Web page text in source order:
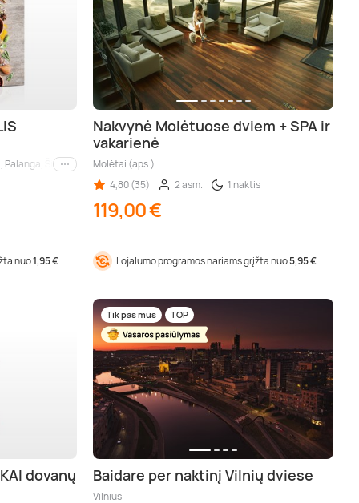
Šiauliai, Panevėžys, Marijampolė
Kiti miestai
nuo1,95 €
Nakvynė Molėtuose dviem + SPA ir
vakarienė
Molėtai (aps.)
4,80 (35)
2 asm. 1 naktis
119,00 €
Lojalumo programos nariams grįžta nuo5,95 €
dovanų
Tik pas mus TOP
Baidare per naktinį Vilnių dviese
Vilnius